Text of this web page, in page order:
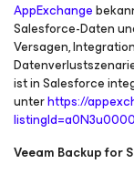
AppExchange
Salesforce-Daten
Versagen,
ist in Salesforce
unterhttps://
Veeam Backupfor